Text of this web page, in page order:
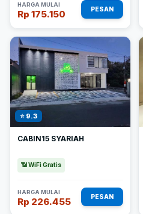
HARGA MULAI
Rp 175.150 PESAN
⭐ 9.3
CABIN15 SYARIAH
📶 WiFi Gratis
HARGA MULAI
Rp 226.455 PESAN